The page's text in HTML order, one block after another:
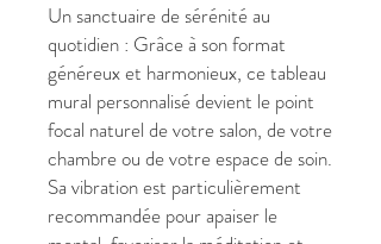
Un sanctuaire de sérénité au
quotidien : Grâce à son format
généreux et harmonieux, ce tableau
mural personnalisé devient le point
focal naturel de votre salon, de votre
chambre ou de votre espace de soin.
Sa vibration est particulièrement
recommandée pour apaiser le